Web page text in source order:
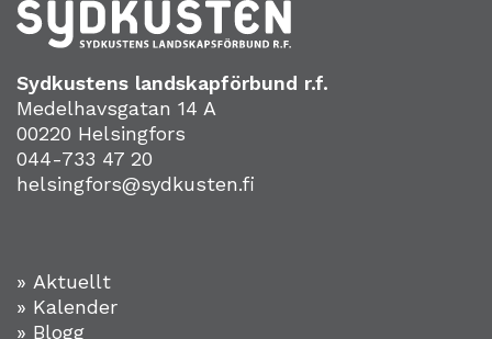
Sydkustens landskapförbund r.f.
Medelhavsgatan 14 A
00220 Helsingfors
044-733 47 20
helsingfors@sydkusten.fi
» Aktuellt
» Kalender
» Blogg